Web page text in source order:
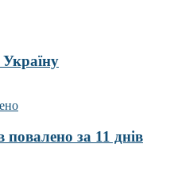
повалено за 11 днів